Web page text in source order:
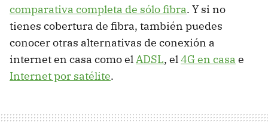
comparativa completa de sólo fibra. Y si no
tienes cobertura de fibra, también puedes
conocer otras alternativas de conexión a
internet en casa como el ADSL, el 4G en casa e
Internet por satélite.